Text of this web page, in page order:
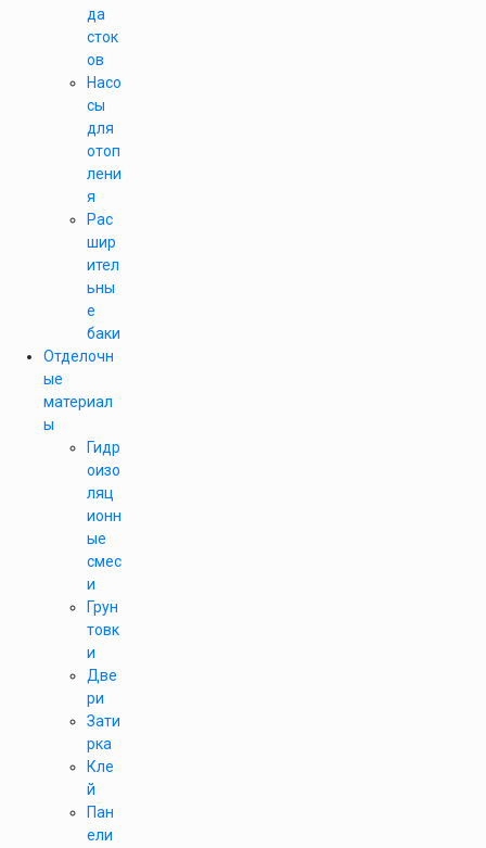
да
сток
ов
Насо
сы
для
отоп
лени
я
Рас
шир
ител
ьны
е
баки
Отделочн
ые
материал
ы
Гидр
оизо
ляц
ионн
ые
смес
и
Грун
товк
и
Две
ри
Зати
рка
Кле
й
Пан
ели